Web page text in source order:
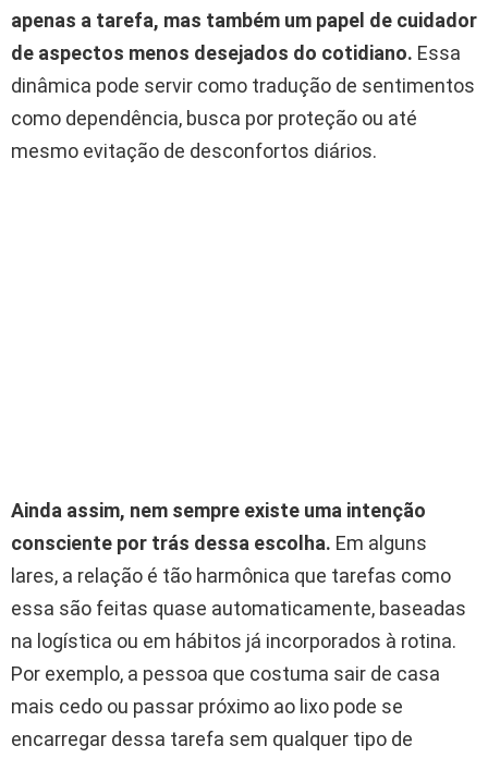
apenas a tarefa, mas também um papel de cuidador
de aspectos menos desejados do cotidiano. Essa
dinâmica pode servir como tradução de sentimentos
como dependência, busca por proteção ou até
mesmo evitação de desconfortos diários.
Ainda assim, nem sempre existe uma intenção
consciente por trás dessa escolha. Em alguns
lares, a relação é tão harmônica que tarefas como
essa são feitas quase automaticamente, baseadas
na logística ou em hábitos já incorporados à rotina.
Por exemplo, a pessoa que costuma sair de casa
mais cedo ou passar próximo ao lixo pode se
encarregar dessa tarefa sem qualquer tipo de